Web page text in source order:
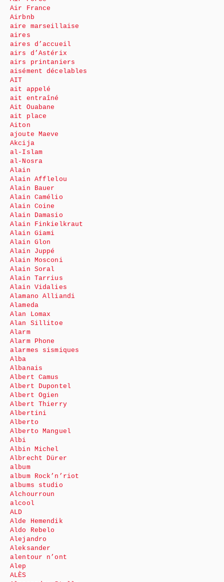
Air France
Airbnb
aire marseillaise
aires
aires d’accueil
airs d’Astérix
airs printaniers
aisément décelables
AIT
ait appelé
ait entraîné
Ait Ouabane
ait place
Aiton
ajoute Maeve
Akcija
al-Islam
al-Nosra
Alain
Alain Afflelou
Alain Bauer
Alain Camélio
Alain Coine
Alain Damasio
Alain Finkielkraut
Alain Giami
Alain Glon
Alain Juppé
Alain Mosconi
Alain Soral
Alain Tarrius
Alain Vidalies
Alamano Alliandi
Alameda
Alan Lomax
Alan Sillitoe
Alarm
Alarm Phone
alarmes sismiques
Alba
Albanais
Albert Camus
Albert Dupontel
Albert Ogien
Albert Thierry
Albertini
Alberto
Alberto Manguel
Albi
Albin Michel
Albrecht Dürer
album
album Rock’n’riot
albums studio
Alchourroun
alcool
ALD
Alde Hemendik
Aldo Rebelo
Alejandro
Aleksander
alentour n’ont
Alep
ALÈS